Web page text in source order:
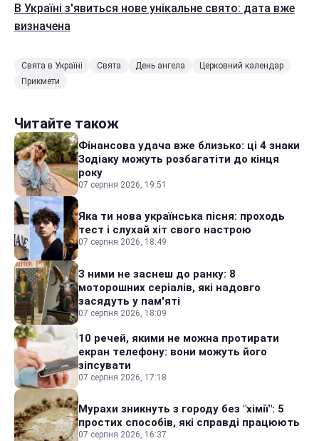
В Україні з'явиться нове унікальне свято: дата вже
визначена
Свята в Україні Свята День ангела
Церковний календар
Прикмети
Читайте також
Фінансова удача вже близько: ці 4 знаки
Зодіаку можуть розбагатіти до кінця
року
07 серпня 2026, 19:51
Яка ти нова українська пісня: проходь
тест і слухай хіт свого настрою
07 серпня 2026, 18:49
З ними не заснеш до ранку: 8
моторошних серіалів, які надовго
засядуть у пам'яті
07 серпня 2026, 18:09
10 речей, якими не можна протирати
екран телефону: вони можуть його
зіпсувати
07 серпня 2026, 17:18
Мурахи зникнуть з городу без "хімії": 5
простих способів, які справді працюють
07 серпня 2026, 16:37